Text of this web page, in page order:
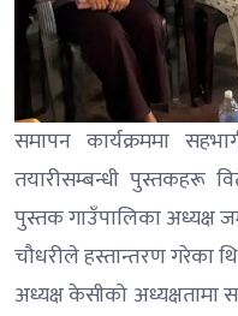
समापन कार्यक्रममा
तयारीसम्बन्धी पुस्तकहरू
पुस्तक गाउँपालिका अध्यक्ष
चौधरीले हस्तान्तरण गरेका
अध्यक्ष केसीको अध्यक्षतामा